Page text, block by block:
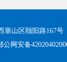
山区颐阳路167号
网安备